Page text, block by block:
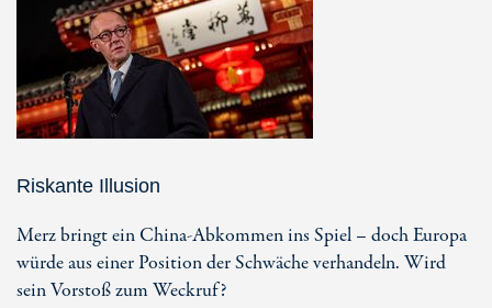
Riskante Illusion
Merz bringt ein China-Abkommen ins Spiel – doch Europa
würde aus einer Position der Schwäche verhandeln. Wird
sein Vorstoß zum Weckruf?